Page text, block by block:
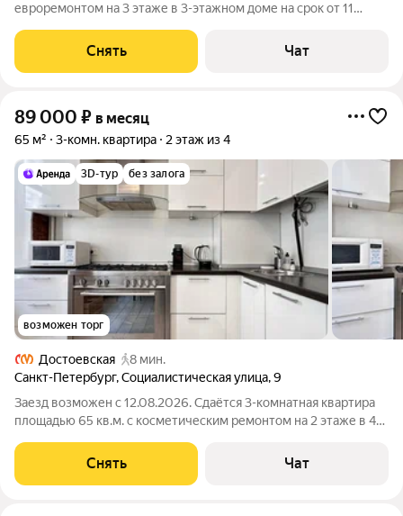
евроремонтом на 3 этаже в 3-этажном доме на срок от 11
Стиральная машина Холодильник Посудомоечная машина
Кондиционер Микроволновка Пылесос Дом
Снять Чат
89 000 ₽ в месяц
65 м² 3-комн. квартира 2 этаж из 4
3D-тур без залога
возможен торг
Достоевская
8 мин.
Санкт-Петербург,Социалистическая улица,9
Заезд возможен с 12.08.2026. Сдаётся 3-комнатная квартира
площадью 65 кв.м. с косметическим ремонтом на 2 этаже в 4-
Посудомоечная машина
Снять Чат